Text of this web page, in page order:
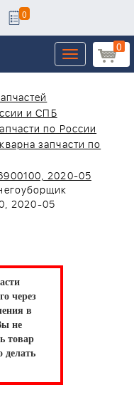
0
0
Toggle
navigation
и СПБ
по России
запчасти по
2020-05
2020-05
через
в
не
товар
делать